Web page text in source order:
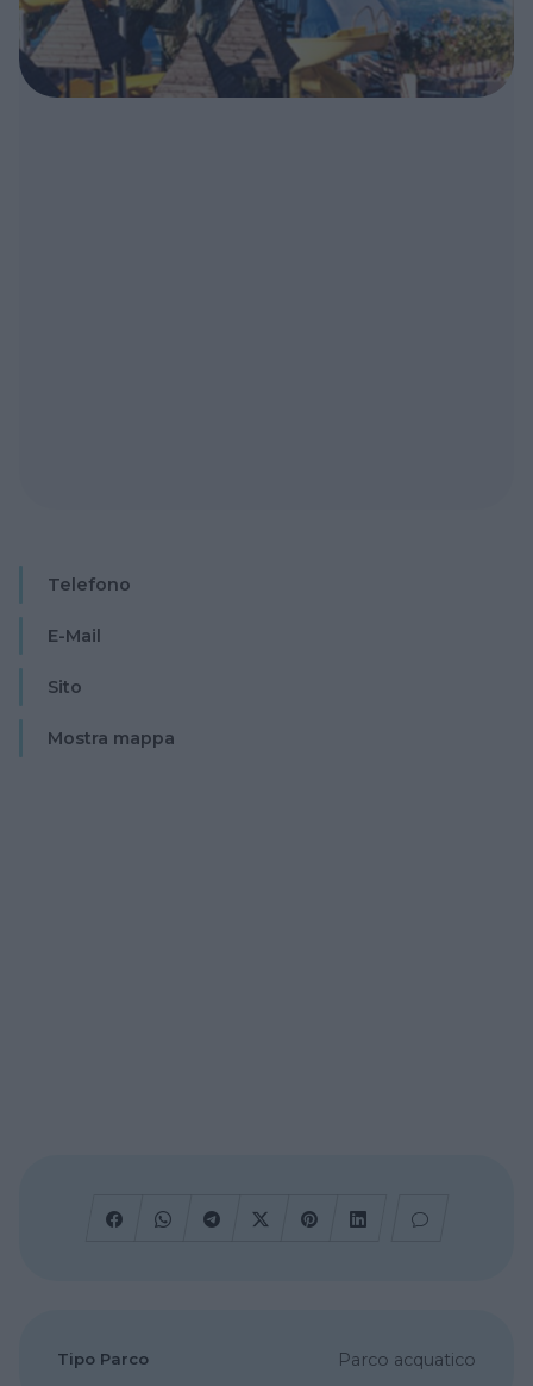
Telefono
E-Mail
Sito
Mostra mappa
Tipo Parco Parco acquatico